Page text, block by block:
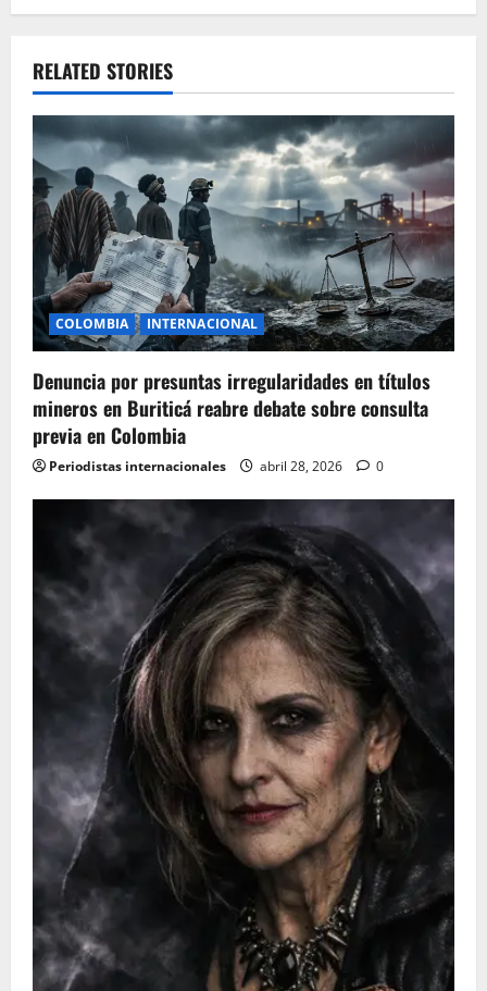
n
a
v
i
g
a
t
i
o
n
RELATED STORIES
COLOMBIA INTERNACIONAL
Denuncia por presuntas irregularidades en títulos
mineros en Buriticá reabre debate sobre consulta
previa en Colombia
Periodistas internacionales abril 28, 2026 0